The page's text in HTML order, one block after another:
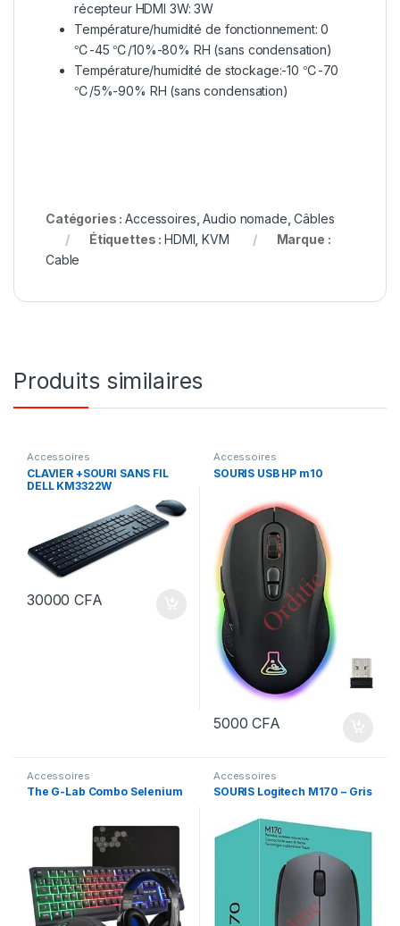
récepteur HDMI 3W: 3W
Température/humidité de fonctionnement: 0
℃-45 ℃/10%-80% RH (sans condensation)
Température/humidité de stockage:-10 ℃-70
℃/5%-90% RH (sans condensation)
Catégories :Accessoires ,Audio nomade ,Câbles
Étiquettes :HDMI ,KVM
Marque :
Cable
Produits similaires
Accessoires
CLAVIER +SOURI SANS FIL
DELL KM3322W
30000CFA
Accessoires
SOURIS USB HP m10
5000CFA
Accessoires
The G-Lab Combo Selenium
Accessoires
SOURIS Logitech M170 – Gris